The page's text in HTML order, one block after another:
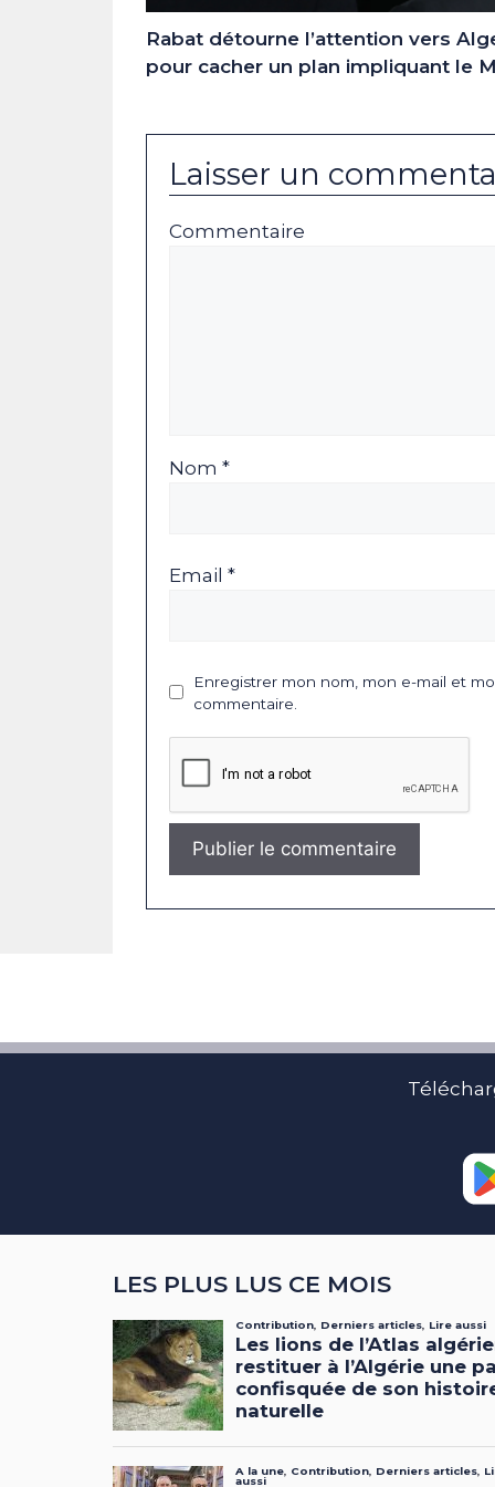
Rabat détourne l’attention vers
pour cacher un plan impliquant le
Laisser un
Commentaire
Nom *
Email *
Enregistrer mon nom, mon e-mail et
commentaire.
LES PLUS LUS CE MOIS